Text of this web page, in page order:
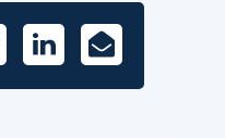
LinkedIn
E-
Mail